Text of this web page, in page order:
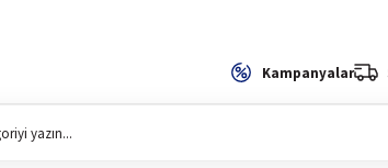
Kampanyalar